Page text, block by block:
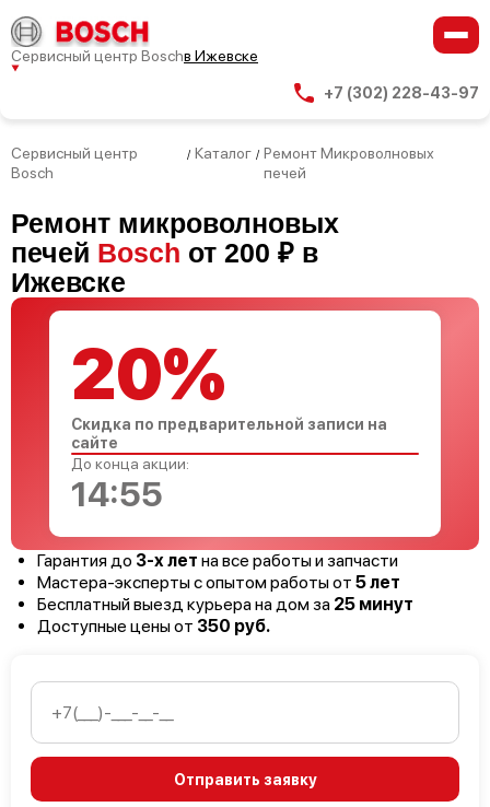
Сервисный центр Boschв Ижевске
+7 (302) 228-43-97
Сервисный центр
Bosch
/ Каталог / Ремонт Микроволновых
печей
Ремонт микроволновых
печей Bosch от 200 ₽ в
Ижевске
Гарантия до 3-х лет на все работы и запчасти
Мастера-эксперты с опытом работы от 5 лет
Бесплатный выезд курьера на дом за 25 минут
Доступные цены от 350 руб.
Отправить заявку
20%
Скидка по предварительной записи на
сайте
До конца акции:
14:54